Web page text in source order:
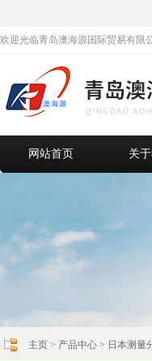
欢迎光临青岛澳海源国际贸易有限
网站首页 关
主页 > 产品中心 > 日本测量